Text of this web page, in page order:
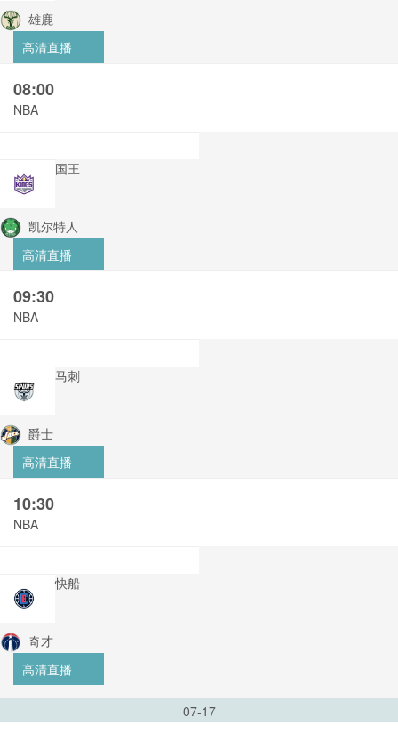
雄鹿
高清直播
08:00
NBA
国王
凯尔特人
高清直播
09:30
NBA
马刺
爵士
高清直播
10:30
NBA
快船
奇才
高清直播
07-17